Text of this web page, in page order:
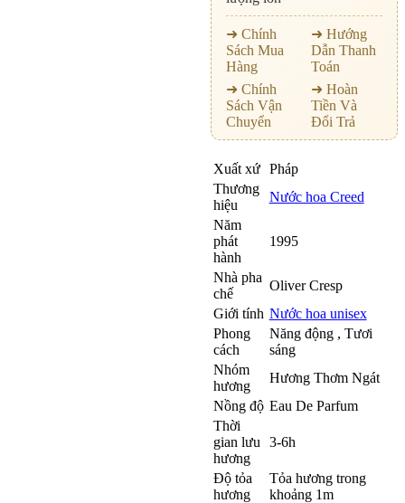
➜ Chính
Sách Mua
Hàng
➜ Hướng
Dẫn Thanh
Toán
➜ Chính
Sách Vận
Chuyển
➜ Hoàn
Tiền Và
Đổi Trả
Xuất xứ
Pháp
Thương
hiệu
Nước hoa Creed
Năm
phát
hành
1995
Nhà pha
chế
Oliver Cresp
Giới tính Nước hoa unisex
Phong
cách
Năng động , Tươi
sáng
Nhóm
hương
Hương Thơm Ngát
Nồng độ Eau De Parfum
Thời
gian lưu
hương
3-6h
Độ tỏa
hương
Tỏa hương trong
khoảng 1m